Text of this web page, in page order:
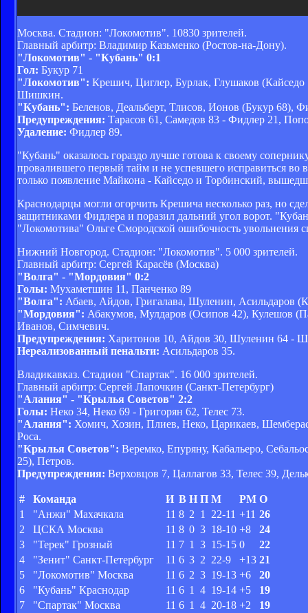
Москва. Стадион: "Локомотив". 10830 зрителей.
Главный арбитр: Владимир Казьменко (Ростов-на-Дону).
"Локомотив" - "Кубань" 0:1
Гол: Букур 71
"Локомотив": Крешич, Циглер, Бурлак, Глушаков
Шишкин.
"Кубань": Беленов, Деальберт, Тлисов, Ионов (Букур 68),
Предупреждения: Тарасов 61, Самедов 83 - Фидлер 21,
Удаление: Фидлер 89.
"Кубань" оказалось гораздо лучше готова к своему
провалившего первый тайм и не успевшего исправиться во
только появление Майкона - Кайседо и Торбинский,
Краснодарцы могли огорчить Крешича несколько раз, но
защитниками Фидлера и поразил дальний угол ворот.
"Локомотива" Ольге Смородской ошибочность увольнения
Нижний Новгород. Стадион: "Локомотив". 5 000 зрителей.
Главный арбитр: Сергей Карасёв (Москва)
"Волга" - "Мордовия" 0:2
Голы: Мухаметшин 11, Панченко 89
"Волга": Абаев, Айдов, Григалава, Шуленин, Асильдаров
"Мордовия": Абакумов, Мулдаров (Осипов 42), Кулешов
Иванов, Симчевич.
Предупреждения: Харитонов 10, Айдов 30, Шуленин 64 -
Нереализованный пенальти: Асильдаров 35.
Владикавказ. Стадион "Спартак". 16 000 зрителей.
Главный арбитр: Сергей Лапочкин (Санкт-Петербург)
"Алания" - "Крылья Советов" 2:2
Голы: Неко 34, Неко 69 - Григорян 62, Телес 73.
"Алания": Хомич, Хозин, Плиев, Неко, Царикаев,
Роса.
"Крылья Советов": Веремко, Епуряну, Кабальеро,
25), Петров.
Предупреждения: Верховцов 7, Цаллагов 33, Телес 39,
# Команда И В Н П М РМ О
1
"Анжи" Махачкала 11 8 2 1 22-11 +11 26
2
ЦСКА Москва 11 8 0 3 18-10 +8
24
3
"Терек" Грозный 11 7 1 3 15-15 0
22
4
"Зенит" Санкт-Петербург 11 6 3 2 22-9 +13 21
5
"Локомотив" Москва 11 6 2 3 19-13 +6
20
6
"Кубань" Краснодар 11 6 1 4 19-14 +5
19
7
"Спартак" Москва 11 6 1 4 20-18 +2
19